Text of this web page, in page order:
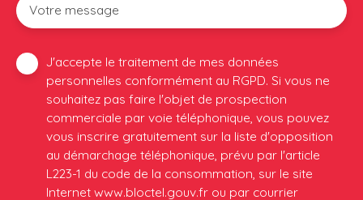
Votre message
J'accepte le traitement de mes données
personnelles conformément au RGPD. Si vous ne
souhaitez pas faire l'objet de prospection
commerciale par voie téléphonique, vous pouvez
vous inscrire gratuitement sur la liste d'opposition
au démarchage téléphonique, prévu par l'article
L223-1 du code de la consommation, sur le site
Internet www.bloctel.gouv.fr ou par courrier